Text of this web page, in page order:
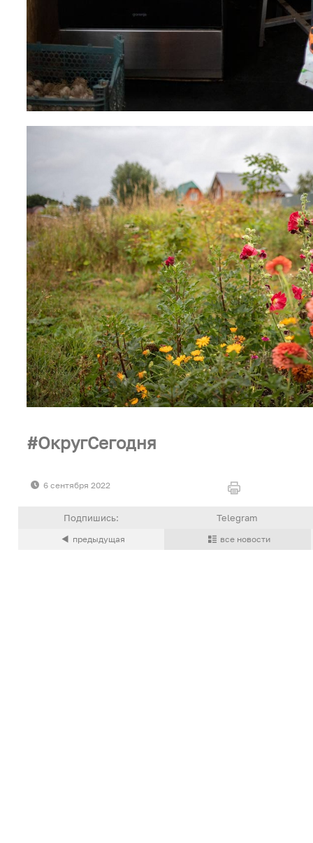
ОкругСегодня
6 сентября 2022